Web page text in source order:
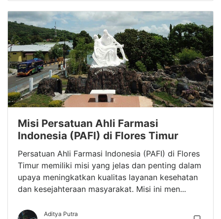
Misi Persatuan Ahli Farmasi
Indonesia (PAFI) di Flores Timur
Persatuan Ahli Farmasi Indonesia (PAFI) di Flores
Timur memiliki misi yang jelas dan penting dalam
upaya meningkatkan kualitas layanan kesehatan
dan kesejahteraan masyarakat. Misi ini men...
Aditya Putra